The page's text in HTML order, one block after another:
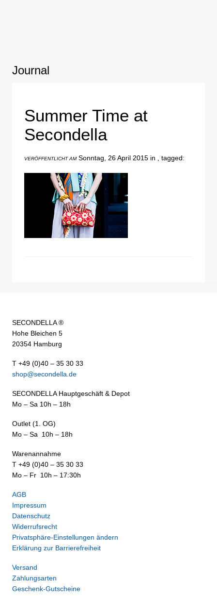
Journal
Summer Time at
Secondella
VERÖFFENTLICHT AMSonntag, 26 April 2015 in , tagged:
SECONDELLA ®
Hohe Bleichen 5
20354 Hamburg
T +49 (0)40 – 35 30 33
shop@secondella.de
SECONDELLA Hauptgeschäft & Depot
Mo – Sa 10h – 18h
Outlet (1. OG)
Mo – Sa 10h – 18h
Warenannahme
T +49 (0)40 – 35 30 33
Mo – Fr 10h – 17:30h
AGB
Impressum
Datenschutz
Widerrufsrecht
Privatsphäre-Einstellungen ändern
Erklärung zur Barrierefreiheit
Versand
Zahlungsarten
Geschenk-Gutscheine